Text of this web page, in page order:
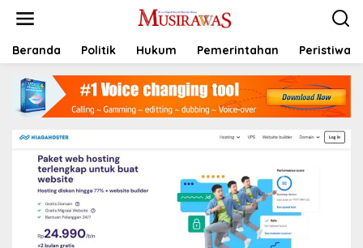
t
Beranda Politik Hukum Pemerintahan Peristiwa